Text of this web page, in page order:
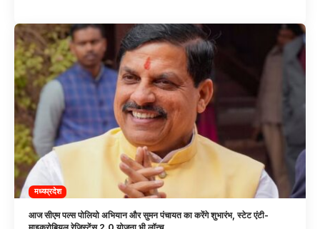
मध्यप्रदेश
आज सीएम पल्स पोलियो अभियान और सुमन पंचायत का करेंगे शुभारंभ, स्टेट एंटी-